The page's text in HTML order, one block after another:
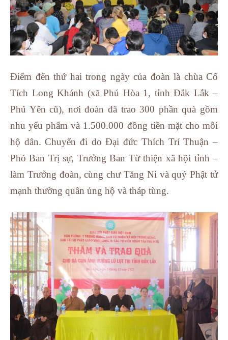
Điểm đến thứ hai trong ngày của đoàn là chùa Cổ
Tích Long Khánh (xã Phú Hòa 1, tỉnh Đắk Lắk –
Phú Yên cũ), nơi đoàn đã trao 300 phần quà gồm
nhu yếu phẩm và 1.500.000 đồng tiền mặt cho mỗi
hộ dân. Chuyến đi do Đại đức Thích Trí Thuận –
Phó Ban Trị sự, Trưởng Ban Từ thiện xã hội tỉnh –
làm Trưởng đoàn, cùng chư Tăng Ni và quý Phật tử
mạnh thường quân ủng hộ và tháp tùng.